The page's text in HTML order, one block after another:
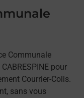
Communale
pour
Courrier-Colis.
sans vous